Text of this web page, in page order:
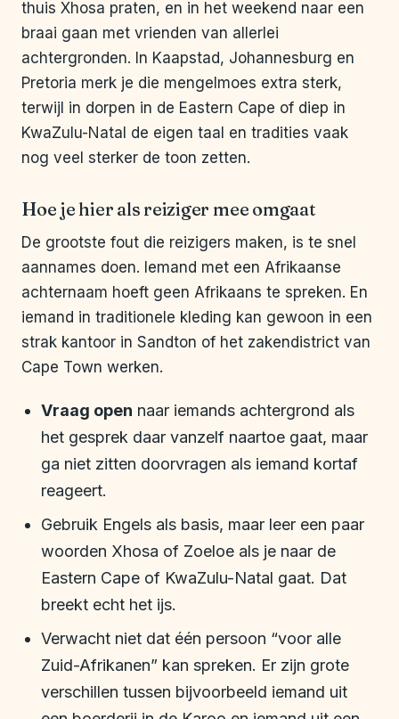
thuis Xhosa praten, en in het weekend naar een
braai gaan met vrienden van allerlei
achtergronden. In Kaapstad, Johannesburg en
Pretoria merk je die mengelmoes extra sterk,
terwijl in dorpen in de Eastern Cape of diep in
KwaZulu-Natal de eigen taal en tradities vaak
nog veel sterker de toon zetten.
Hoe je hier als reiziger mee omgaat
De grootste fout die reizigers maken, is te snel
aannames doen. Iemand met een Afrikaanse
achternaam hoeft geen Afrikaans te spreken. En
iemand in traditionele kleding kan gewoon in een
strak kantoor in Sandton of het zakendistrict van
Cape Town werken.
Vraag open naar iemands achtergrond als
het gesprek daar vanzelf naartoe gaat, maar
ga niet zitten doorvragen als iemand kortaf
reageert.
Gebruik Engels als basis, maar leer een paar
woorden Xhosa of Zoeloe als je naar de
Eastern Cape of KwaZulu-Natal gaat. Dat
breekt echt het ijs.
Verwacht niet dat één persoon “voor alle
Zuid-Afrikanen” kan spreken. Er zijn grote
verschillen tussen bijvoorbeeld iemand uit